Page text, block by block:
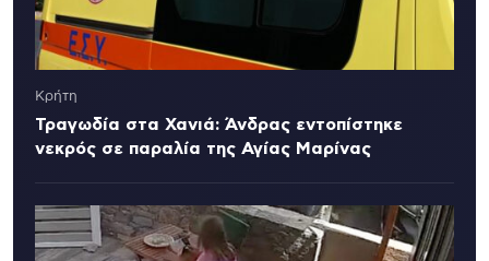
Κρήτη
Τραγωδία στα Χανιά: Άνδρας εντοπίστηκε
νεκρός σε παραλία της Αγίας Μαρίνας